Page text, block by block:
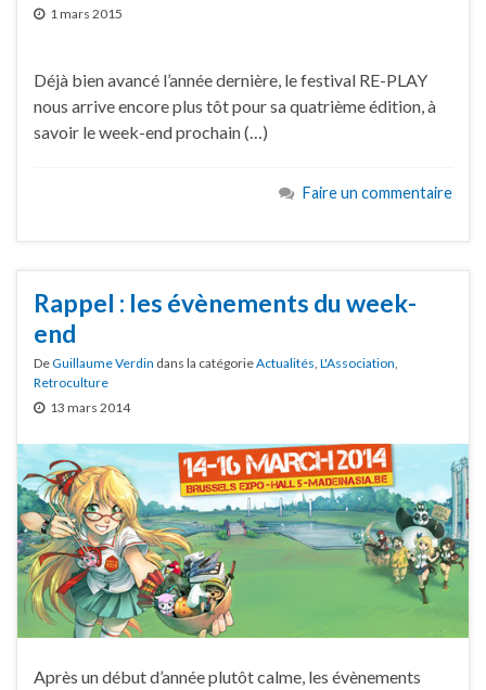
1 mars 2015
Déjà bien avancé l’année dernière, le festival RE-PLAY
nous arrive encore plus tôt pour sa quatrième édition, à
savoir le week-end prochain (…)
Faire un commentaire
Rappel : les évènements du week-
end
DeGuillaume Verdin dans la catégorieActualités L'Association
Retroculture
13 mars 2014
Après un début d’année plutôt calme, les évènements